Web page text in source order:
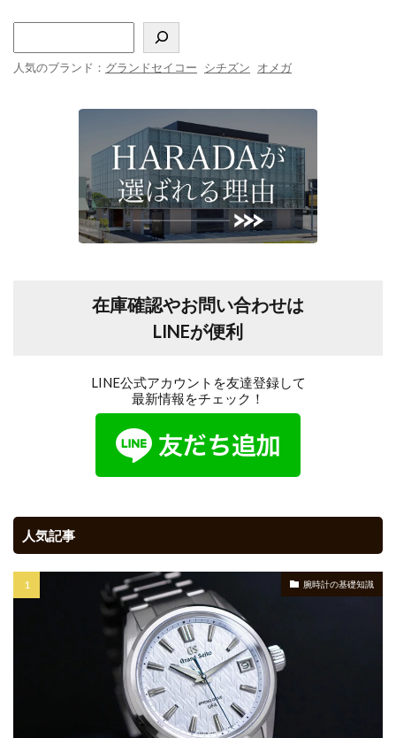
人気のブランド： グランドセイコー シチズン オメガ
在庫確認やお問い合わせは
LINEが便利
LINE公式アカウントを友達登録して
最新情報をチェック！
人気記事
腕時計の基礎知識